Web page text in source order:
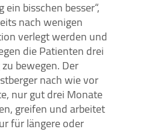
bisschen besser“,
nach wenigen
verlegt werden und
die Patienten drei
bewegen. Der
nach wie vor
nur gut drei Monate
greifen und arbeitet
für längere oder